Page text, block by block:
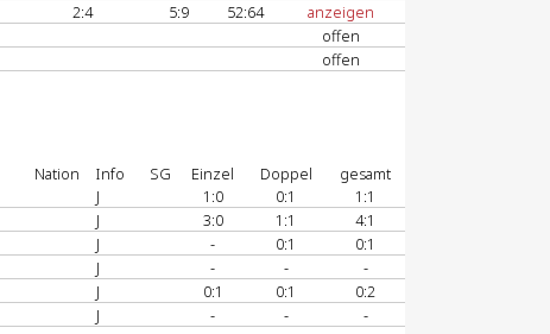
2:4 5:9 52:64
anzeigen
offen
offen
Nation Info SG Einzel Doppel
gesamt
J 1:0 0:1
1:1
J 3:0 1:1
4:1
J - 0:1
0:1
J - -
-
J 0:1 0:1
0:2
J - -
-